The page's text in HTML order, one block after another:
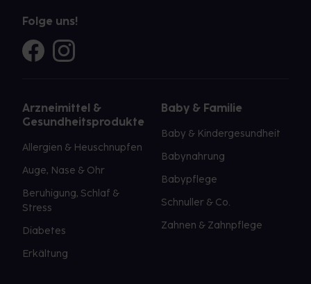
Folge uns!
Arzneimittel &
Gesundheitsprodukte
Allergien & Heuschnupfen
Auge, Nase & Ohr
Beruhigung, Schlaf &
Stress
Diabetes
Erkältung
Baby & Familie
Baby & Kindergesundheit
Babynahrung
Babypflege
Schnuller & Co.
Zahnen & Zahnpflege